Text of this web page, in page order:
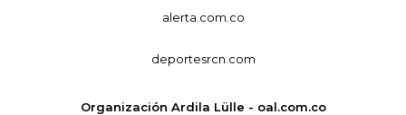
alerta.com.co
deportesrcn.com
Organización Ardila Lülle - oal.com.co